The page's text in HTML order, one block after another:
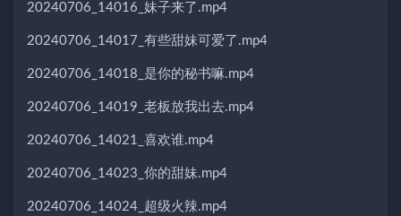
20240706_14016_妹子来了.mp4
20240706_14017_有些甜妹可爱了.mp4
20240706_14018_是你的秘书嘛.mp4
20240706_14019_老板放我出去.mp4
20240706_14021_喜欢谁.mp4
20240706_14023_你的甜妹.mp4
20240706_14024_超级火辣.mp4